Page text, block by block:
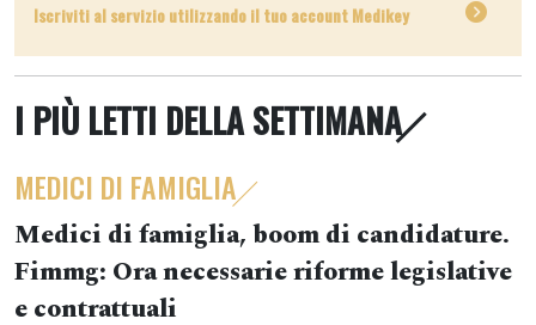
Iscriviti al servizio utilizzando il tuo account Medikey
I PIÙ LETTI DELLA SETTIMANA
MEDICI DI FAMIGLIA
Medici di famiglia, boom di candidature.
Fimmg: Ora necessarie riforme legislative
e contrattuali